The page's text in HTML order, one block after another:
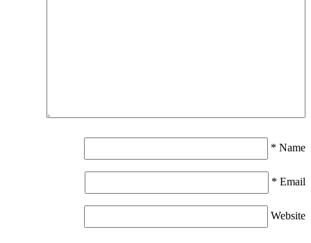
Name
*
Email
*
Website